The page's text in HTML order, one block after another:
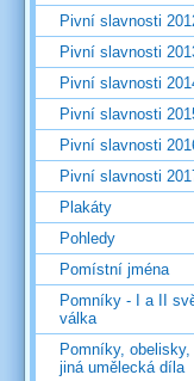
Pivní slavnosti
Pivní slavnosti
Pivní slavnosti
Pivní slavnosti
Pivní slavnosti
Pivní slavnosti
Plakáty
Pohledy
Pomístní jména
Pomníky - I a II
válka
Pomníky,
jiná umělecká díla